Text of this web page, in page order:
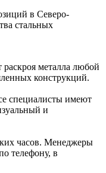
в Северо-
стальных
раскроя металла любой
конструкций.
специалисты имеют
и
часов. Менеджеры
телефону, в